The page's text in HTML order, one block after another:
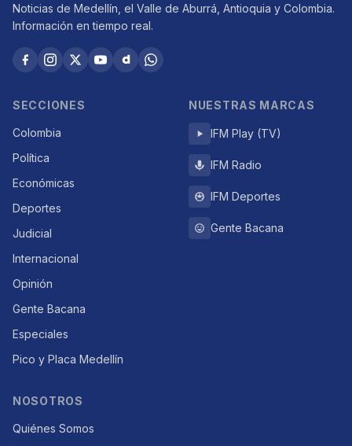
Noticias de Medellín, el Valle de Aburrá, Antioquia y Colombia.
Información en tiempo real.
SECCIONES
Colombia
Política
Económicas
Deportes
Judicial
Internacional
Opinión
Gente Bacana
Especiales
Pico y Placa Medellín
NUESTRAS MARCAS
IFM Play (TV)
IFM Radio
IFM Deportes
Gente Bacana
NOSOTROS
Quiénes Somos